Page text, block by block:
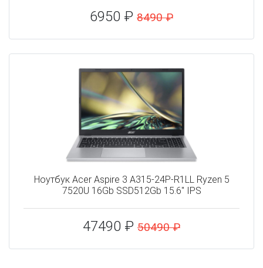
6950 ₽ 8490 ₽
Ноутбук Acer Aspire 3 A315-24P-R1LL Ryzen 5
7520U 16Gb SSD512Gb 15.6" IPS
47490 ₽ 50490 ₽